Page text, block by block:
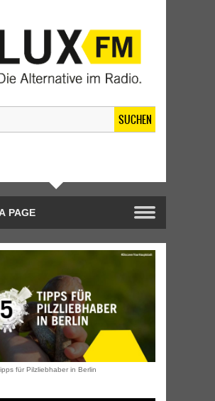
SUCHEN
für Pilzliebhaber in Berlin